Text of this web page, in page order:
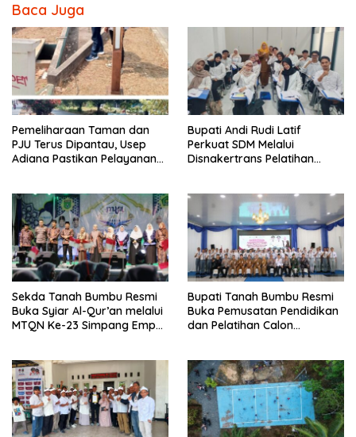
Baca Juga
Pemeliharaan Taman dan
PJU Terus Dipantau, Usep
Adiana Pastikan Pelayanan
Bupati Andi Rudi Latif
Perkuat SDM Melalui
Disnakertrans Pelatihan
Sekda Tanah Bumbu Resmi
Buka Syiar Al-Qur’an melalui
MTQN Ke-23 Simpang Empat
Bupati Tanah Bumbu Resmi
Buka Pemusatan Pendidikan
dan Pelatihan Calon